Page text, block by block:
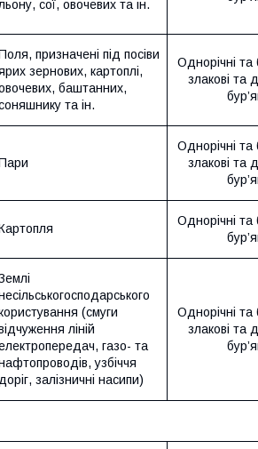
сої, овочевих та ін.
призначені під посіви
зернових, картоплі,
баштанних,
та ін.
Однорічні та
злакові та
Однорічні та
злакові та
Однорічні та
(смуги
ліній
газо- та
узбіччя
доріг, залізничні насипи)
Однорічні та
злакові та